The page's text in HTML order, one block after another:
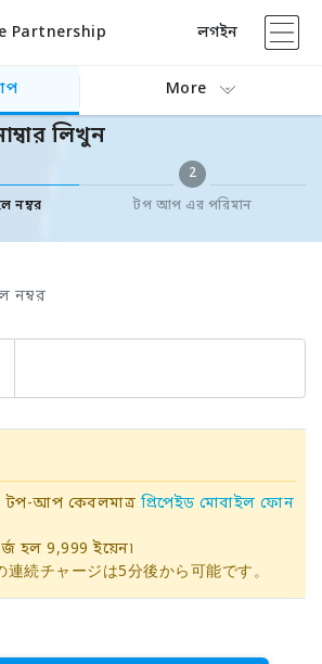
Partnership লগইন
More
মোবাইল ফোন নাম্বার লিখুন
লিখুন
নম্বর
2
টপ আপ এর পরিমান
নম্বর
টপ-আপ কেবলমাত্র প্রিপেইড মোবাইল ফোন
হল 9,999 ইয়েন৷
連続チャージは5分後から可能です。